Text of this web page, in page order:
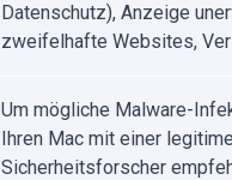
Datenschutz), Anzeige
zweifelhafte Websites,
Um mögliche Malware-
Ihren Mac mit einer
Sicherheitsforscher